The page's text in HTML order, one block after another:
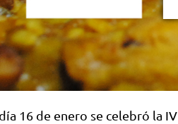
16 de enero se celebró la